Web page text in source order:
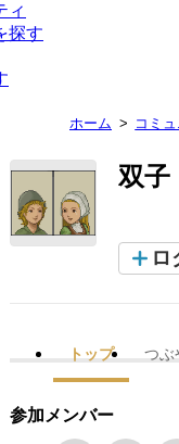
ィ
探す
ホーム コミ
双
ロ
トップ つぶ
参加メンバー